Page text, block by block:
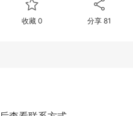
收藏 0 分享 81